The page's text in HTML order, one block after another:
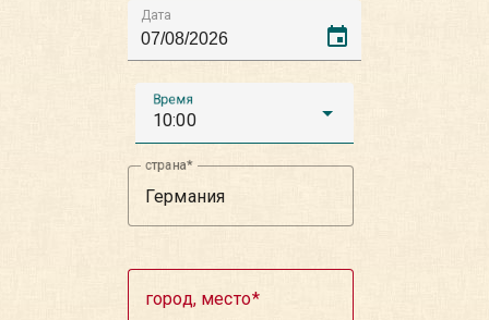
Дата
event
Время
10:00
страна
город, место